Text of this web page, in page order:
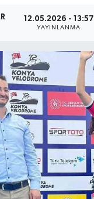
12.05.2026 - 13:57
YAYINLANMA